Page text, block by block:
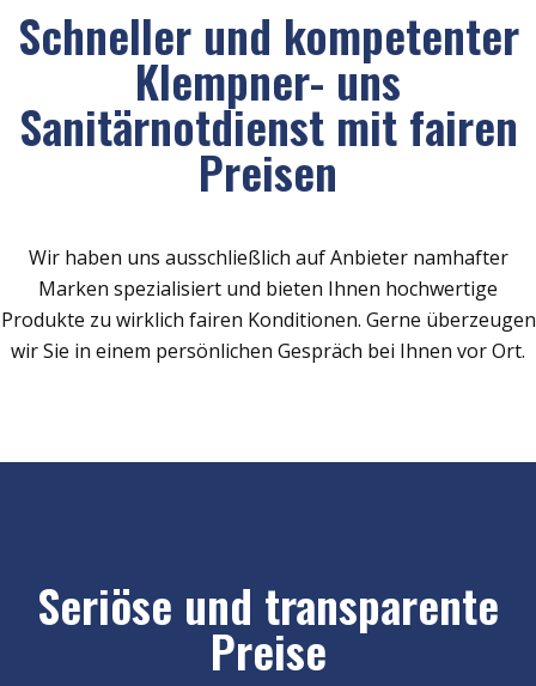
Schneller und kompetenter
Klempner- uns
Sanitärnotdienst mit fairen
Preisen
Wir haben uns ausschließlich auf Anbieter namhafter
Marken spezialisiert und bieten Ihnen hochwertige
Produkte zu wirklich fairen Konditionen. Gerne überzeugen
wir Sie in einem persönlichen Gespräch bei Ihnen vor Ort.
Seriöse und transparente
Preise